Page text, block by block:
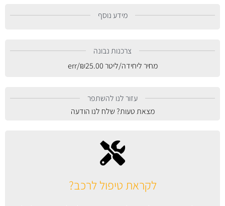
לקראת טיפול לרכב?
מידע נוסף
צרכנות נבונה
מחיר ליחידה/ליטר
₪25.00
/err
עזור לנו להשתפר
מצאת טעות? שלח לנו הודעה